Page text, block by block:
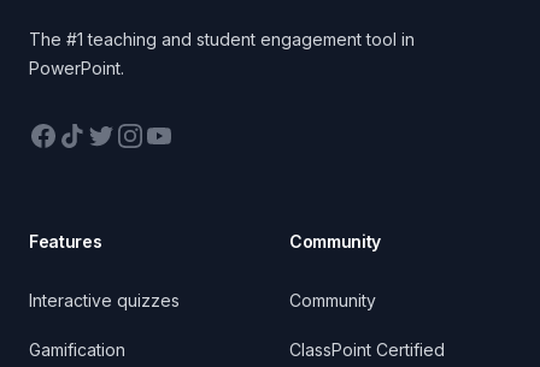
The #1 teaching and student engagement tool in
PowerPoint.
Facebook
TikTokTwitterInstagram
YouTube
Features
Interactive quizzes
Gamification
Community
Community
ClassPoint Certified